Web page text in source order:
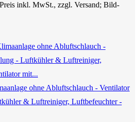
Preis inkl. MwSt., zzgl. Versand; Bild-
ohne Abluftschlauch - Ventilator
& Luftreiniger, Luftbefeuchter -